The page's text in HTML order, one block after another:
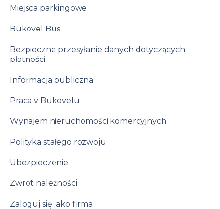
Miejsca parkingowe
Bukovel Bus
Bezpieczne przesyłanie danych dotyczących
płatności
Informacja publiczna
Praca v Bukovelu
Wynajem nieruchomości komercyjnych
Polityka stałego rozwoju
Ubezpieczenie
Zwrot należności
Zaloguj się jako firma